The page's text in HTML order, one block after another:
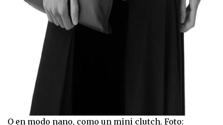
O en modo nano, como un mini clutch. Foto: